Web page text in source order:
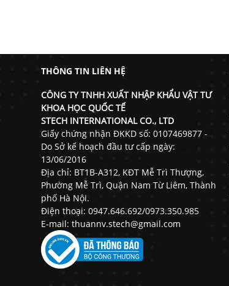
THÔNG TIN LIÊN HỆ
CÔNG TY TNHH XUẤT NHẬP KHẨU VẬT TƯ
KHOA HỌC QUỐC TẾ
STECH INTERNATIONAL CO., LTD
Giấy chứng nhận ĐKKD số: 0107469877 -
Do Sở kế hoạch đầu tư cấp ngày:
13/06/2016
Địa chỉ: BT1B-A312, KĐT Mễ Trì Thượng,
Phường Mễ Trì, Quận Nam Từ Liêm, Thành
phố Hà Nội.
Điện thoại: 0947.646.692/0973.350.985
E-mail: thuannv.stech@gmail.com